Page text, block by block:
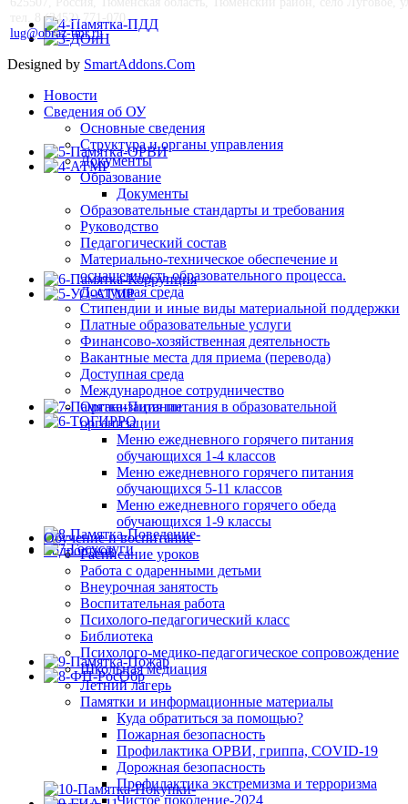
тел. 8 (3452) 771-070
lug@obraz-tmr.ru
Designed by SmartAddons.Com
Новости
Сведения об ОУ
Основные сведения
Структура и органы управления
Документы
Образование
Документы
Образовательные стандарты и требования
Руководство
Педагогический состав
Материально-техническое обеспечение и
оснащенность образовательного процесса.
Доступная среда
Стипендии и иные виды материальной поддержки
Платные образовательные услуги
Финансово-хозяйственная деятельность
Вакантные места для приема (перевода)
Доступная среда
Международное сотрудничество
Организация питания в образовательной
организации
Меню ежедневного горячего питания
обучающихся 1-4 классов
Меню ежедневного горячего питания
обучающихся 5-11 классов
Меню ежедневного горячего обеда
обучающихся 1-9 классы
Обучение и воспитание
Расписание уроков
Работа с одаренными детьми
Внеурочная занятость
Воспитательная работа
Психолого-педагогический класс
Библиотека
Психолого-медико-педагогическое сопровождение
Школьная медиация
Летний лагерь
Памятки и информационные материалы
Куда обратиться за помощью?
Пожарная безопасность
Профилактика ОРВИ, гриппа, COVID-19
Дорожная безопасность
Профилактика экстремизма и терроризма
Чистое поколение-2024